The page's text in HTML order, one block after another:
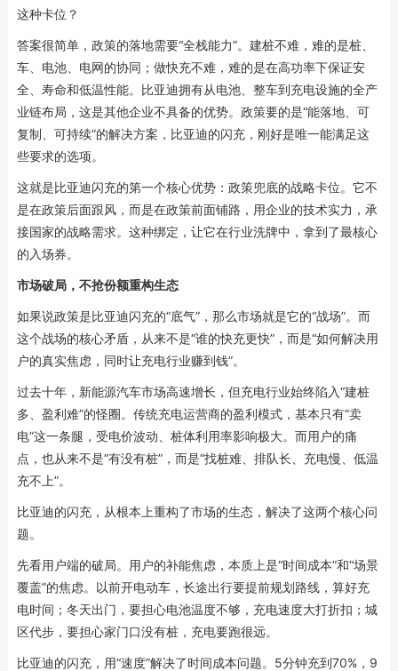
这种卡位？
答案很简单，政策的落地需要“全栈能力”。建桩不难，难的是桩、
车、电池、电网的协同；做快充不难，难的是在高功率下保证安
全、寿命和低温性能。比亚迪拥有从电池、整车到充电设施的全产
业链布局，这是其他企业不具备的优势。政策要的是“能落地、可
复制、可持续”的解决方案，比亚迪的闪充，刚好是唯一能满足这
些要求的选项。
这就是比亚迪闪充的第一个核心优势：政策兜底的战略卡位。它不
是在政策后面跟风，而是在政策前面铺路，用企业的技术实力，承
接国家的战略需求。这种绑定，让它在行业洗牌中，拿到了最核心
的入场券。
市场破局，不抢份额重构生态
如果说政策是比亚迪闪充的“底气”，那么市场就是它的“战场”。而
这个战场的核心矛盾，从来不是“谁的快充更快”，而是“如何解决用
户的真实焦虑，同时让充电行业赚到钱”。
过去十年，新能源汽车市场高速增长，但充电行业始终陷入“建桩
多、盈利难”的怪圈。传统充电运营商的盈利模式，基本只有“卖
电”这一条腿，受电价波动、桩体利用率影响极大。而用户的痛
点，也从来不是“有没有桩”，而是“找桩难、排队长、充电慢、低温
充不上”。
比亚迪的闪充，从根本上重构了市场的生态，解决了这两个核心问
题。
先看用户端的破局。用户的补能焦虑，本质上是“时间成本”和“场景
覆盖”的焦虑。以前开电动车，长途出行要提前规划路线，算好充
电时间；冬天出门，要担心电池温度不够，充电速度大打折扣；城
区代步，要担心家门口没有桩，充电要跑很远。
比亚迪的闪充，用“速度”解决了时间成本问题。5分钟充到70%，9